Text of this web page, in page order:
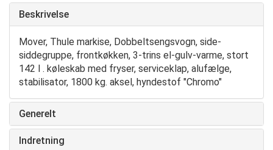
Beskrivelse
Mover, Thule markise, Dobbeltsengsvogn, side-
siddegruppe, frontkøkken, 3-trins el-gulv-varme, stort
142 l . køleskab med fryser, serviceklap, alufælge,
stabilisator, 1800 kg. aksel, hyndestof "Chromo"
Generelt
Indretning